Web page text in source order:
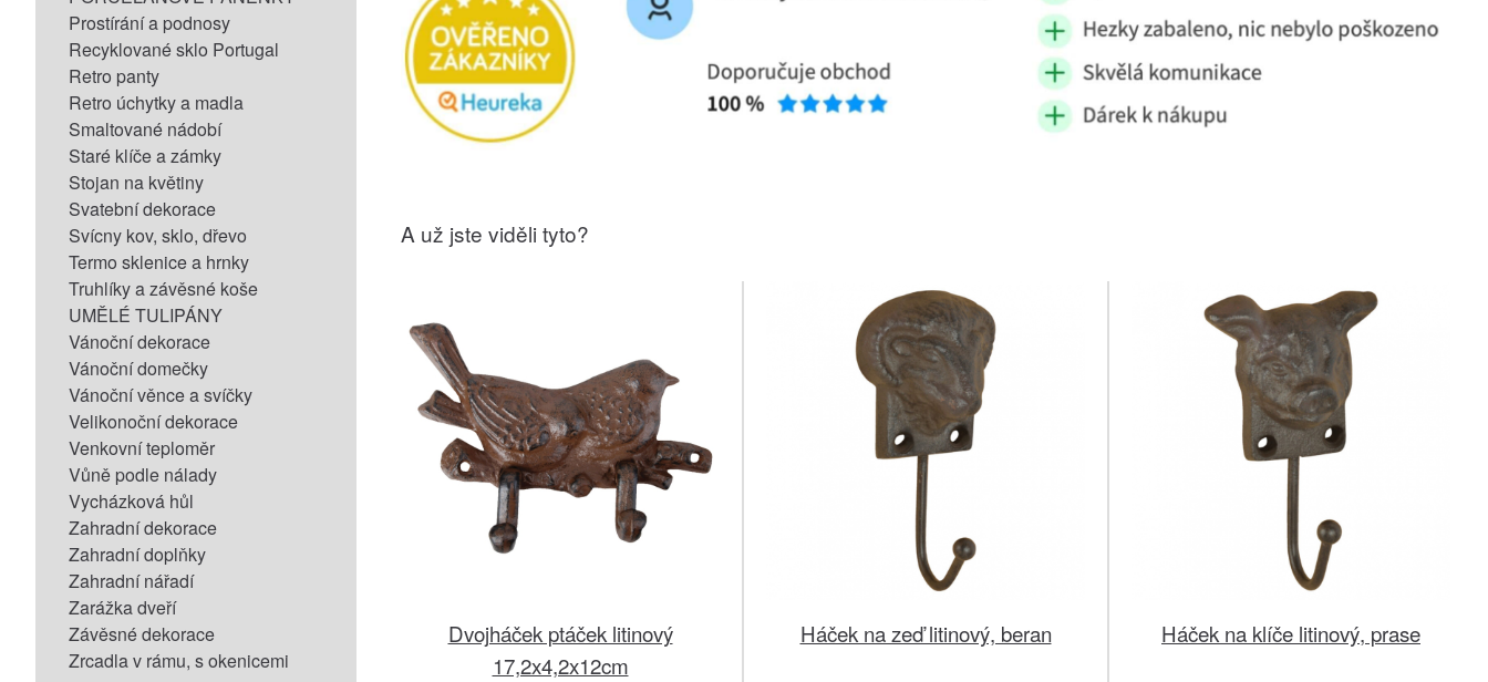
Prostírání a podnosy
Recyklované sklo Portugal
Retro panty
Retro úchytky a madla
Smaltované nádobí
Staré klíče a zámky
Stojan na květiny
Svatební dekorace
Svícny kov, sklo, dřevo
Termo sklenice a hrnky
Truhlíky a závěsné koše
UMĚLÉ TULIPÁNY
Vánoční dekorace
Vánoční domečky
Vánoční věnce a svíčky
Velikonoční dekorace
Venkovní teploměr
Vůně podle nálady
Vycházková hůl
Zahradní dekorace
Zahradní doplňky
Zahradní nářadí
Zarážka dveří
Závěsné dekorace
Zrcadla v rámu, s okenicemi
A už jste viděli tyto?
Dvojháček ptáček litinový
17,2x4,2x12cm
Háček na zeď litinový, beran Háček na klíče litinový, prase